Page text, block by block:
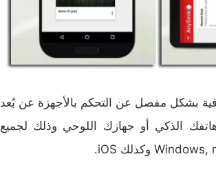
بشكل مفصل عن التحكم بالأجهزة عن بُعد
الذكي أو جهازك اللوحي وذلك لجميع